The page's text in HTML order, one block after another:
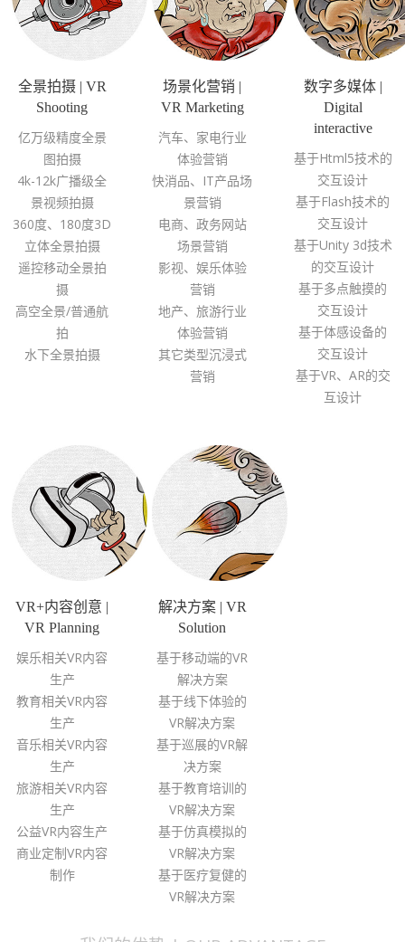
全景拍摄 | VR
Shooting
亿万级精度全景
图拍摄
4k-12k广播级全
景视频拍摄
360度、180度3D
立体全景拍摄
遥控移动全景拍
摄
高空全景/普通航
拍
水下全景拍摄
场景化营销 |
VR Marketing
汽车、家电行业
体验营销
快消品、IT产品场
景营销
电商、政务网站
场景营销
影视、娱乐体验
营销
地产、旅游行业
体验营销
其它类型沉浸式
营销
数字多媒体 |
Digital
interactive
基于Html5技术的
交互设计
基于Flash技术的
交互设计
基于Unity 3d技术
的交互设计
基于多点触摸的
交互设计
基于体感设备的
交互设计
基于VR、AR的交
互设计
VR+内容创意 |
VR Planning
娱乐相关VR内容
生产
教育相关VR内容
生产
音乐相关VR内容
生产
旅游相关VR内容
生产
公益VR内容生产
商业定制VR内容
制作
解决方案 | VR
Solution
基于移动端的VR
解决方案
基于线下体验的
VR解决方案
基于巡展的VR解
决方案
基于教育培训的
VR解决方案
基于仿真模拟的
VR解决方案
基于医疗复健的
VR解决方案